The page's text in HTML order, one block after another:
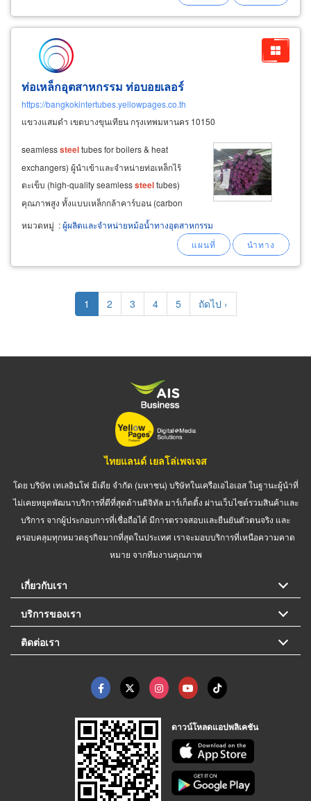
ท่อเหล็กอุตสาหกรรม ท่อบอยเลอร์
https://bangkokintertubes.yellowpages.co.th
แขวงแสมดำ เขตบางขุนเทียน กรุงเทพมหานคร 10150
seamlesssteeltubes for boilers & heat
exchangers) ผู้นำเข้าและจำหน่ายท่อเหล็กไร้
ตะเข็บ (high-quality seamlesssteeltubes)
คุณภาพสูง ทั้งแบบเหล็กกล้าคาร์บอน (carbon
) และเหล็กกล้าผสม (alloy steel
อุตสาหกรรมที่ต้องการประสิทธิภาพและความ
หมวดหมู่ :ผู้ผลิตและจำหน่ายหม้อน้ำทางอุตสาหกรรม
Pagination Current
page
1 Page
2 Page
3 Page
4 Page
5
Next
page
ถัดไป ›
ไทยแลนด์ เยลโล่เพจเจส
โดย บริษัท เทเลอินโฟ มีเดีย จำกัด (มหาชน) บริษัทในเครือเอไอเอส ในฐานะผู้นำที่
ไม่เคยหยุดพัฒนาบริการที่ดีที่สุดด้านดิจิทัล มาร์เก็ตติ้ง ผ่านเว็บไซต์รวมสินค้าและ
บริการ จากผู้ประกอบการที่เชื่อถือได้ มีการตรวจสอบและยืนยันตัวตนจริง และ
ครอบคลุมทุกหมวดธุรกิจมากที่สุดในประเทศ เราจะมอบบริการที่เหนือความคาด
หมาย จากทีมงานคุณภาพ
เกี่ยวกับเรา
บริการของเรา
ติดต่อเรา
ดาวน์โหลดแอปพลิเคชัน